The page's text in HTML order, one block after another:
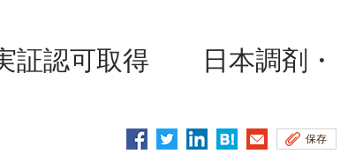
証認可取得 日本調剤・
保存